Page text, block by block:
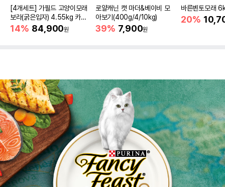
[4개세트] 가필드 고양이모래
보라(굵은입자) 4.55kg 카사
바모래
14% 84,900원
로얄캐닌 캣 마더&베이비 모
아보기(400g/4/10kg)
39% 7,900원
바른벤토모래
20%